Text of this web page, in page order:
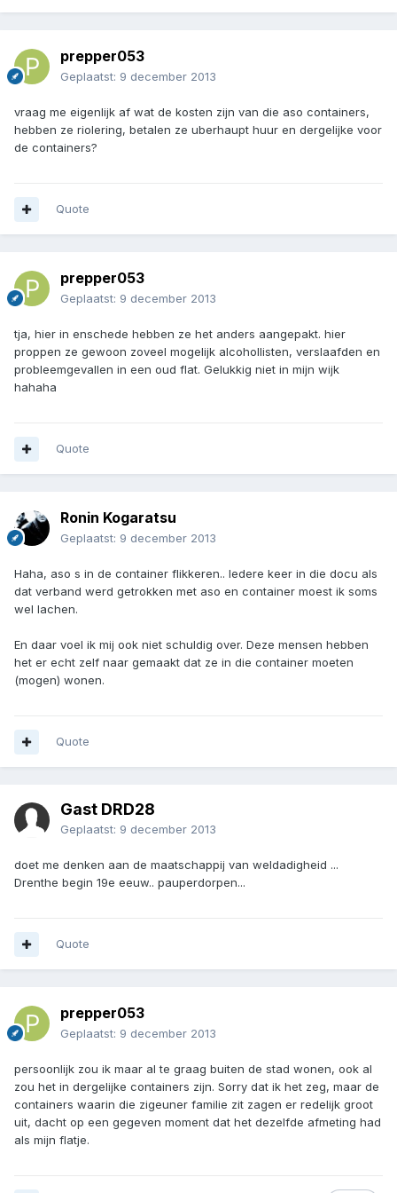
prepper053
Geplaatst: 9 december 2013
vraag me eigenlijk af wat de kosten zijn van die aso containers,
hebben ze riolering, betalen ze uberhaupt huur en dergelijke voor
de containers?
Quote
prepper053
Geplaatst: 9 december 2013
tja, hier in enschede hebben ze het anders aangepakt. hier
proppen ze gewoon zoveel mogelijk alcohollisten, verslaafden en
probleemgevallen in een oud flat. Gelukkig niet in mijn wijk
hahaha
Quote
Ronin Kogaratsu
Geplaatst: 9 december 2013
Haha, aso s in de container flikkeren.. Iedere keer in die docu als
dat verband werd getrokken met aso en container moest ik soms
wel lachen.
En daar voel ik mij ook niet schuldig over. Deze mensen hebben
het er echt zelf naar gemaakt dat ze in die container moeten
(mogen) wonen.
Quote
Gast DRD28
Geplaatst: 9 december 2013
doet me denken aan de maatschappij van weldadigheid ...
Drenthe begin 19e eeuw.. pauperdorpen...
Quote
prepper053
Geplaatst: 9 december 2013
persoonlijk zou ik maar al te graag buiten de stad wonen, ook al
zou het in dergelijke containers zijn. Sorry dat ik het zeg, maar de
containers waarin die zigeuner familie zit zagen er redelijk groot
uit, dacht op een gegeven moment dat het dezelfde afmeting had
als mijn flatje.